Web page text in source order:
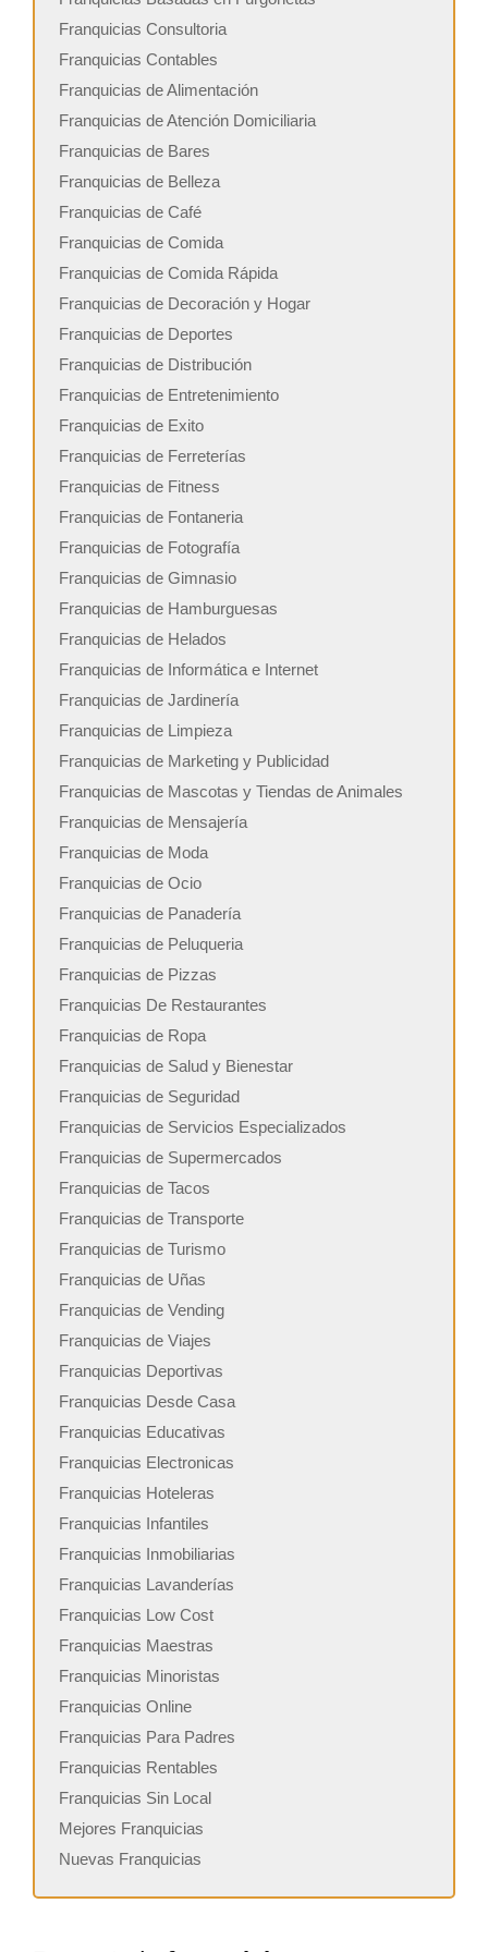
Franquicias Consultoria
Franquicias Contables
Franquicias de Alimentación
Franquicias de Atención Domiciliaria
Franquicias de Bares
Franquicias de Belleza
Franquicias de Café
Franquicias de Comida
Franquicias de Comida Rápida
Franquicias de Decoración y Hogar
Franquicias de Deportes
Franquicias de Distribución
Franquicias de Entretenimiento
Franquicias de Exito
Franquicias de Ferreterías
Franquicias de Fitness
Franquicias de Fontaneria
Franquicias de Fotografía
Franquicias de Gimnasio
Franquicias de Hamburguesas
Franquicias de Helados
Franquicias de Informática e Internet
Franquicias de Jardinería
Franquicias de Limpieza
Franquicias de Marketing y Publicidad
Franquicias de Mascotas y Tiendas de Animales
Franquicias de Mensajería
Franquicias de Moda
Franquicias de Ocio
Franquicias de Panadería
Franquicias de Peluqueria
Franquicias de Pizzas
Franquicias De Restaurantes
Franquicias de Ropa
Franquicias de Salud y Bienestar
Franquicias de Seguridad
Franquicias de Servicios Especializados
Franquicias de Supermercados
Franquicias de Tacos
Franquicias de Transporte
Franquicias de Turismo
Franquicias de Uñas
Franquicias de Vending
Franquicias de Viajes
Franquicias Deportivas
Franquicias Desde Casa
Franquicias Educativas
Franquicias Electronicas
Franquicias Hoteleras
Franquicias Infantiles
Franquicias Inmobiliarias
Franquicias Lavanderías
Franquicias Low Cost
Franquicias Maestras
Franquicias Minoristas
Franquicias Online
Franquicias Para Padres
Franquicias Rentables
Franquicias Sin Local
Mejores Franquicias
Nuevas Franquicias